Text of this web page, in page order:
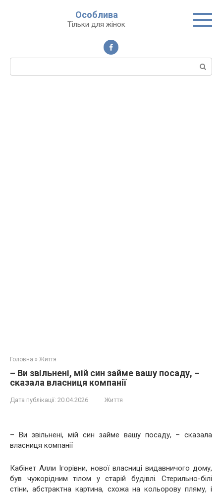
Особлива
Тільки для жінок
Пошук:
Головна » Життя
– Ви звільнені, мій син займе вашу посаду, –
сказала власниця компанії
Дата публікації: 20.04.2026 Життя
– Ви звільнені, мій син займе вашу посаду, – сказала
власниця компанії
Кабінет Алли Ігорівни, нової власниці видавничого дому,
був чужорідним тілом у старій будівлі. Стерильно-білі
стіни, абстрактна картина, схожа на кольорову пляму, і